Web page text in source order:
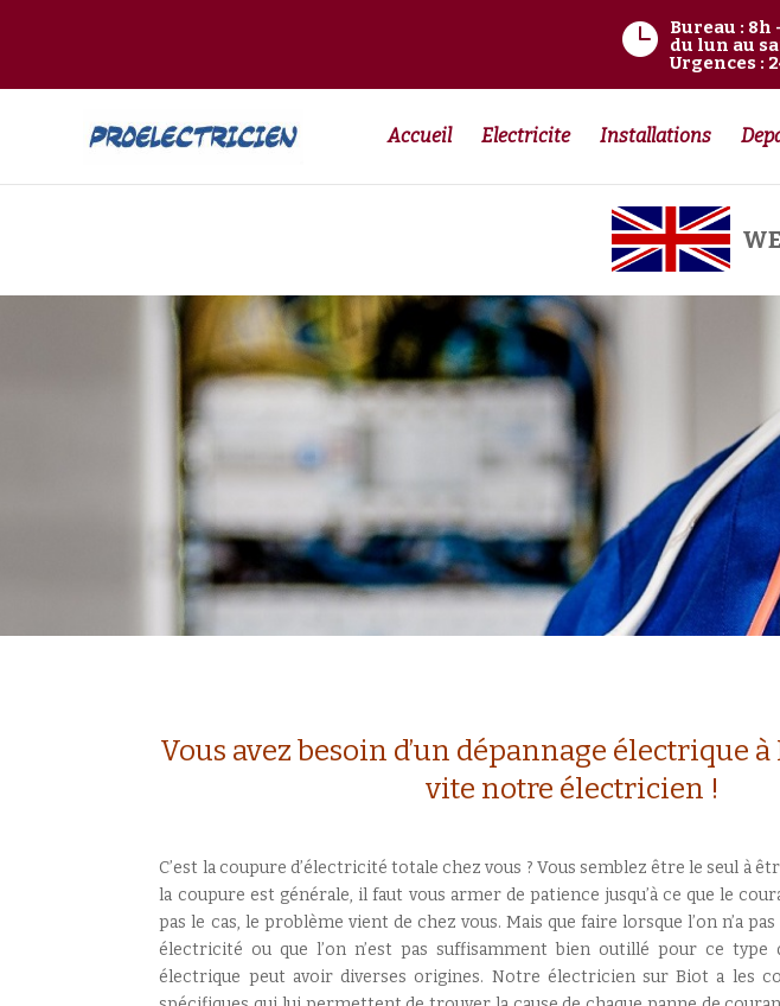
 Bureau : 8h
du lun au
Urgences :
Accueil Electricite Installations
Vous avez besoin d’un dépannage électrique à
vite notre électricien !
C’est la coupure d’électricité totale chez vous ? Vous semblez être le seul à
la coupure est générale, il faut vous armer de patience jusqu’à ce que le
pas le cas, le problème vient de chez vous. Mais que faire lorsque l’on n’a
électricité ou que l’on n’est pas suffisamment bien outillé pour ce type
électrique peut avoir diverses origines. Notre électricien sur Biot a les